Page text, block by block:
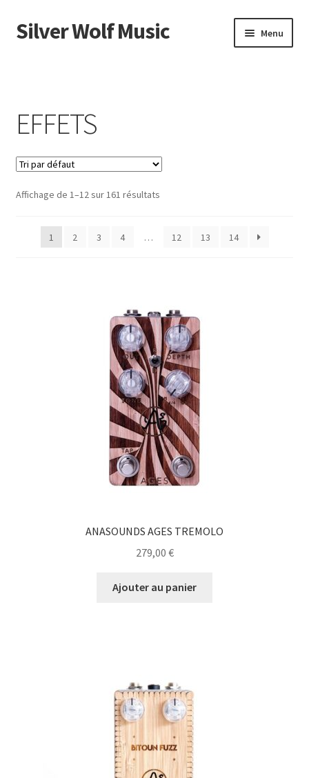
Aller
à
Aller
au
Silver Wolf Music Menu
Mon compte
EFFETS
Affichage de 1–12 sur 161 résultats
1 2 3 4 … 12 13 14
ANASOUNDS AGES TREMOLO
279,00 €
Ajouter au panier